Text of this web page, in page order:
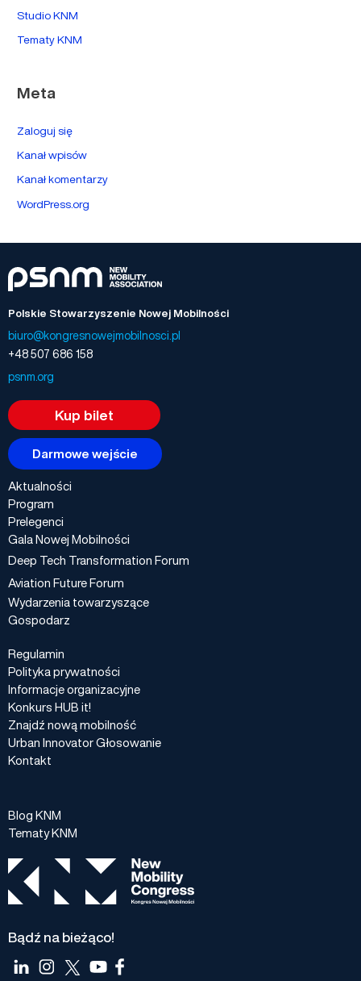
Studio KNM
Tematy KNM
Meta
Zaloguj się
Kanał wpisów
Kanał komentarzy
WordPress.org
Polskie Stowarzyszenie Nowej Mobilności
biuro@kongresnowejmobilnosci.pl
+48 507 686 158
psnm.org
Kup bilet
Darmowe wejście
Aktualności
Program
Prelegenci
Gala Nowej Mobilności
Deep Tech Transformation Forum
Aviation Future Forum
Wydarzenia towarzyszące
Gospodarz
Regulamin
Polityka prywatności
Informacje organizacyjne
Konkurs HUB it!
Znajdź nową mobilność
Urban Innovator Głosowanie
Kontakt
Blog KNM
Tematy KNM
Bądź na bieżąco!